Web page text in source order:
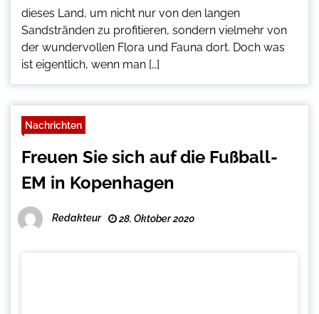
dieses Land, um nicht nur von den langen
Sandstränden zu profitieren, sondern vielmehr von
der wundervollen Flora und Fauna dort. Doch was
ist eigentlich, wenn man […]
Nachrichten
Freuen Sie sich auf die Fußball-
EM in Kopenhagen
Redakteur 28. Oktober 2020